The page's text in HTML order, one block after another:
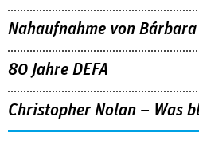
Nahaufnahme von
80 Jahre DEFA
Christopher Nolan – Was